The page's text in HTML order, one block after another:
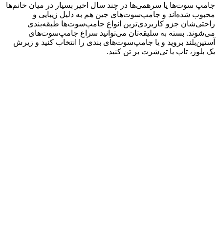
جامپ سوت‌ها یا سرهمی‌ها در چند سال اخیر بسیار در میان خانم‌ها
محبوب شده‌اند و جامپ‌سوت‌های جین هم به دلیل زیبایی و
راحتی‌شان جزو کاربردی‌ترین انواع جامپ‌سوت‌ها طبقه‌بندی
می‌شوند. بسته به سلیقه‌تان می‌توانید سراغ جامپ‌سو‌ت‌های
آستین‌بلند بروید و یا جامپ‌سوت‌های بندی را انتخاب کنید و زیرش
یک بلوز، تاپ یا تی‌شرت بر تن کنید.